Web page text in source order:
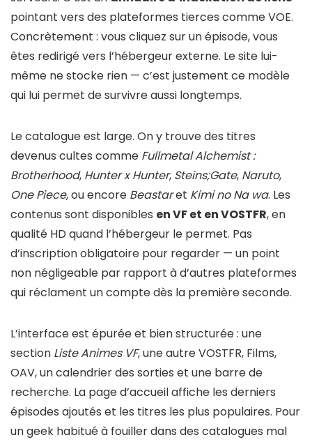
pointant vers des plateformes tierces comme VOE.
Concrètement : vous cliquez sur un épisode, vous
êtes redirigé vers l’hébergeur externe. Le site lui-
même ne stocke rien — c’est justement ce modèle
qui lui permet de survivre aussi longtemps.
Le catalogue est large. On y trouve des titres
devenus cultes comme Fullmetal Alchemist :
Brotherhood, Hunter x Hunter, Steins;Gate, Naruto,
One Piece, ou encore Beastaret Kimi no Na wa. Les
contenus sont disponibles en VF et en VOSTFR, en
qualité HD quand l’hébergeur le permet. Pas
d’inscription obligatoire pour regarder — un point
non négligeable par rapport à d’autres plateformes
qui réclament un compte dès la première seconde.
L’interface est épurée et bien structurée : une
section Liste Animes VF, une autre VOSTFR, Films,
OAV, un calendrier des sorties et une barre de
recherche. La page d’accueil affiche les derniers
épisodes ajoutés et les titres les plus populaires. Pour
un geek habitué à fouiller dans des catalogues mal